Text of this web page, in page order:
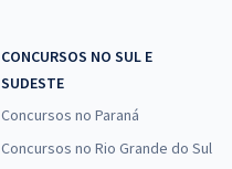
CONCURSOS NO SUL E
SUDESTE
Concursos no Paraná
Concursos no Rio Grande do Sul